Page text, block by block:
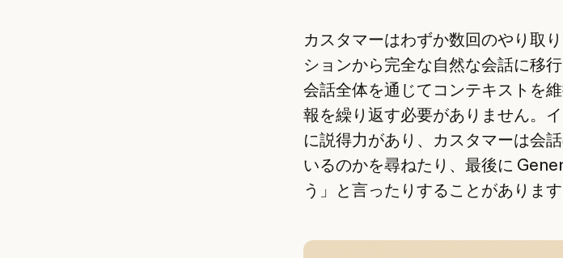
カスタマーはわずか数回のやり取
ションから完全な自然な会話に移
会話全体を通じてコンテキストを
報を繰り返す必要がありません。
に説得力があり、カスタマーは会
いるのかを尋ねたり、最後に
う」と言ったりすることがあります